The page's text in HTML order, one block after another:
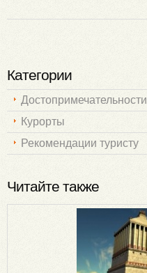
Категории
Достопримечательности
Курорты
Рекомендации туристу
Читайте также